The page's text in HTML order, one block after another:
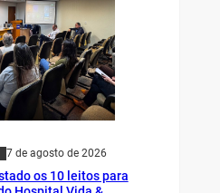
7 de agosto de 2026
os 10 leitos para